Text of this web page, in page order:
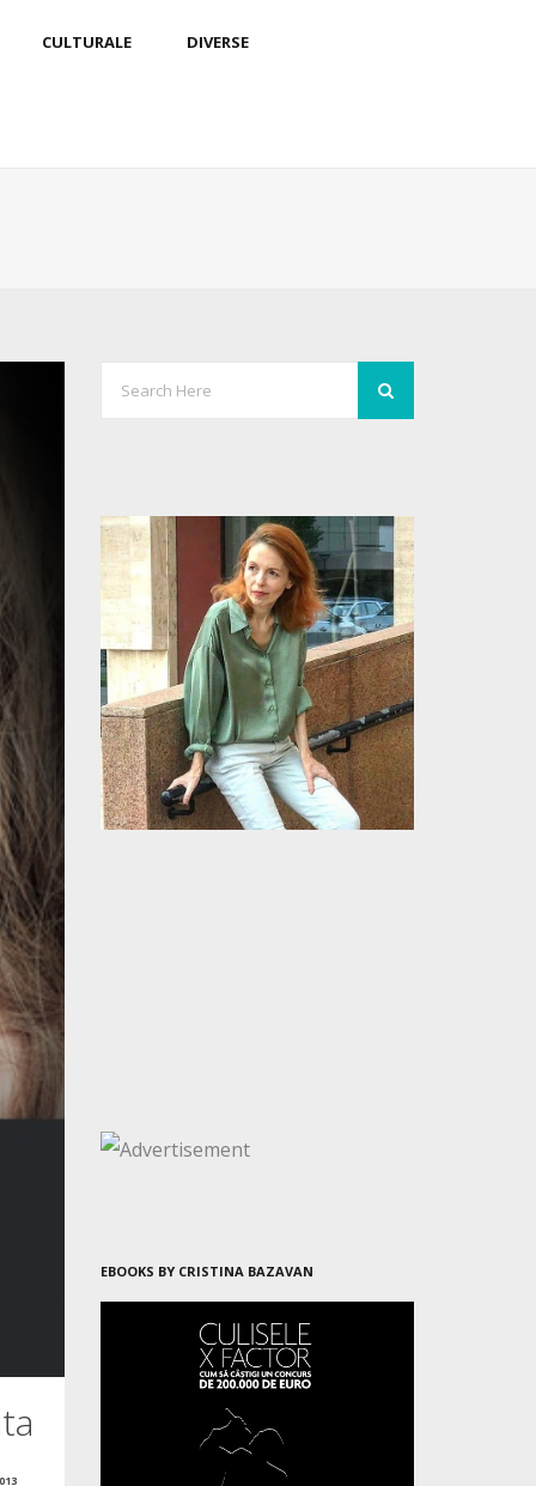
CULTURALE DIVERSE
EBOOKS BY CRISTINA BAZAVAN